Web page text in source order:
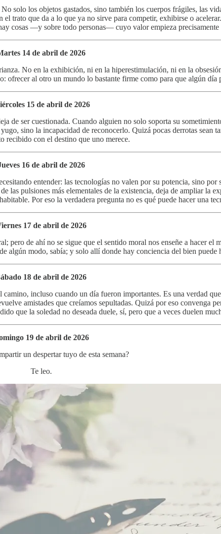
solo los objetos gastados, sino también los cuerpos frágiles, las
trato que da a lo que ya no sirve para competir, exhibirse o
cosas —y sobre todo personas— cuyo valor empieza
14 de abril de 2026
No en la exhibición, ni en la hiperestimulación, ni en la
ofrecer al otro un mundo lo bastante firme como para que algún día
15 de abril de 2026
de ser cuestionada. Cuando alguien no solo soporta su
sino la incapacidad de reconocerlo. Quizá pocas derrotas sean
recibido con el destino que uno merece.
16 de abril de 2026
entender: las tecnologías no valen por su potencia, sino por
las pulsiones más elementales de la existencia, deja de ampliar la
Por eso la verdadera pregunta no es qué puede hacer una
17 de abril de 2026
de ahí no se sigue que el sentido moral nos enseñe a hacer el
algún modo, sabía; y solo allí donde hay conciencia del bien puede
18 de abril de 2026
incluso cuando un día fueron importantes. Es una verdad
amistades que creíamos sepultadas. Quizá por eso convenga
que la soledad no deseada duele, sí, pero que a veces duelen
19 de abril de 2026
un despertar tuyo de esta semana?
Te leo.